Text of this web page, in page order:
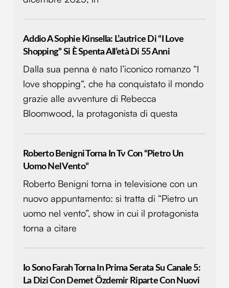
Utilizziamo i cookie per personalizzare contenuti ed
annunci, per fornire funzionalità dei social media e per
informazioni sul modo in cui utilizzi il nostro sito con i
nostri partner che si occupano di analisi dei dati web,
pubblicità e social media, i quali potrebbero combinarle
con altre informazioni che hai fornito loro o che hanno
Addio A Sophie Kinsella: L’autrice Di “I Love
Shopping” Si È Spenta All’età Di 55 Anni
Dalla sua penna è nato l’iconico romanzo “I
love shopping“, che ha conquistato il mondo
grazie alle avventure di Rebecca
Bloomwood, la protagonista di questa
Roberto Benigni Torna In Tv Con “Pietro Un
Uomo Nel Vento”
Roberto Benigni torna in televisione con un
nuovo appuntamento: si tratta di “Pietro un
uomo nel vento”, show in cui il protagonista
torna a citare
Io Sono Farah Torna In Prima Serata Su Canale 5:
La Dizi Con Demet Özdemir Riparte Con Nuovi